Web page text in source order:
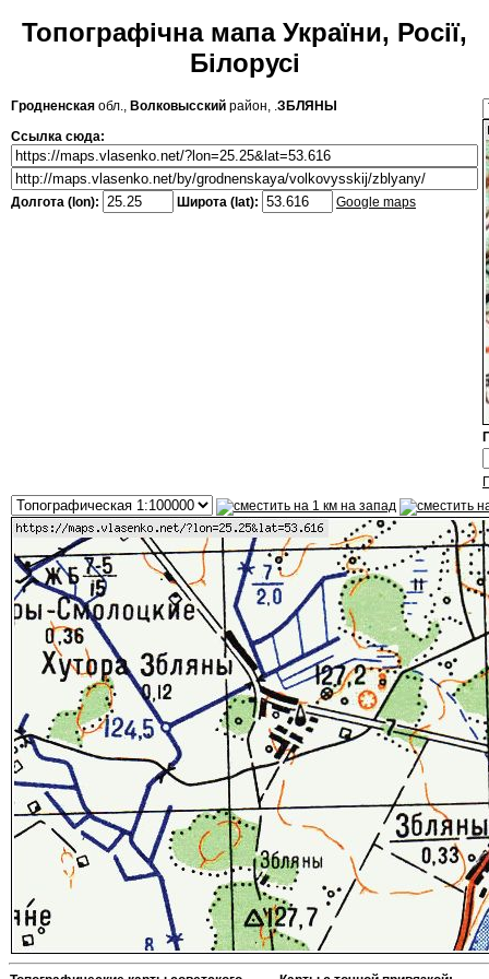
Топографічна мапа України, Росії,
Білорусі
Гродненская обл., Волковысский район, .ЗБЛЯНЫ
Ссылка сюда:
Долгота (lon): Широта (lat): Google maps